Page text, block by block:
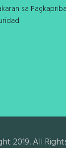
sa
2019. All